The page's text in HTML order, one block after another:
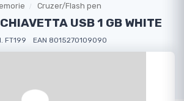
Cruzer/Flash pen
USB 1 GB WHITE
FT199 EAN 8015270109090